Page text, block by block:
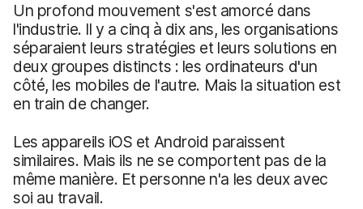
Un profond mouvement s'est amorcé dans
l'industrie. Il y a cinq à dix ans, les organisations
séparaient leurs stratégies et leurs solutions en
deux groupes distincts : les ordinateurs d'un
côté, les mobiles de l'autre. Mais la situation est
en train de changer.
Les appareils iOS et Android paraissent
similaires. Mais ils ne se comportent pas de la
même manière. Et personne n'a les deux avec
soi au travail.